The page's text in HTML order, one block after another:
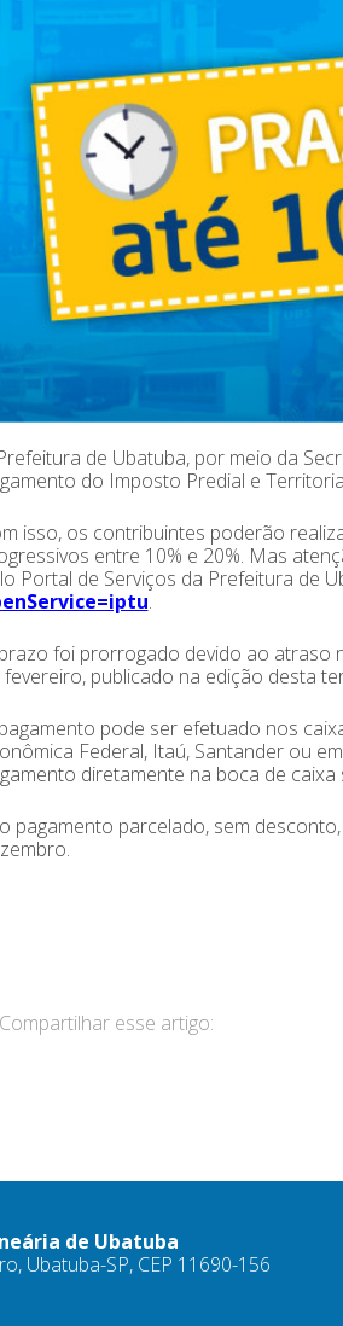
de Ubatuba, por meio da
do Imposto Predial e
isso, os contribuintes poderão
entre 10% e 20%. Mas
Portal de Serviços da Prefeitura de
.
foi prorrogado devido ao atraso
fevereiro, publicado na edição desta
pode ser efetuado nos
Federal, Itaú, Santander ou
diretamente na boca de
o pagamento parcelado, sem
Compartilhar esse artigo:
de Ubatuba
Ubatuba-SP, CEP 11690-156